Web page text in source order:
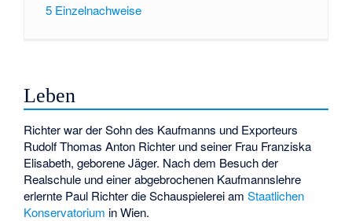
5 Einzelnachweise
Leben
Richter war der Sohn des Kaufmanns und Exporteurs
Rudolf Thomas Anton Richter und seiner Frau Franziska
Elisabeth, geborene Jäger. Nach dem Besuch der
Realschule und einer abgebrochenen Kaufmannslehre
erlernte Paul Richter die Schauspielerei amStaatlichen
Konservatorium in Wien.